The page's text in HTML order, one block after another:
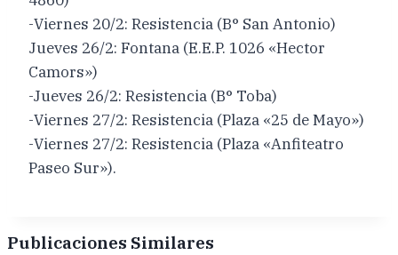
-Viernes 20/2: Resistencia (B° San Antonio)
Jueves 26/2: Fontana (E.E.P. 1026 «Hector
Camors»)
-Jueves 26/2: Resistencia (B° Toba)
-Viernes 27/2: Resistencia (Plaza «25 de Mayo»)
-Viernes 27/2: Resistencia (Plaza «Anfiteatro
Paseo Sur»).
Publicaciones Similares